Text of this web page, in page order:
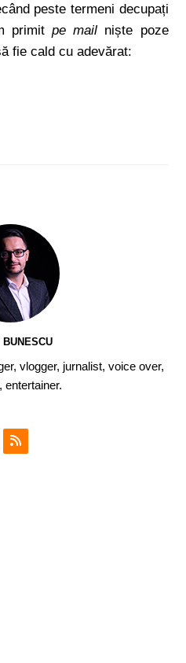
peste termeni decupați
primitpe mail niște poze
fie cald cu adevărat:
BUNESCU
vlogger, jurnalist, voice over,
entertainer.